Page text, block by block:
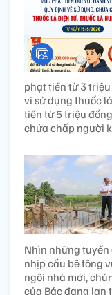
phạt tiền từ 3
vi sử dụng thuốc
tiền từ 5 triệu
chứa chấp người
Nhìn những tuyến
nhịp cầu bê tông
ngôi nhà mới,
của Bác đang lan